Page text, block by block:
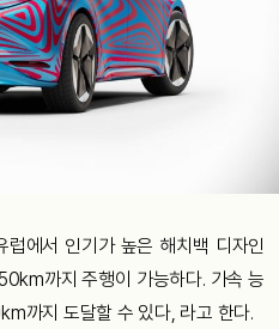
에서 인기가 높은 해치백 디자인
까지 주행이 가능하다. 가속 능
까지 도달할 수 있다, 라고 한다.